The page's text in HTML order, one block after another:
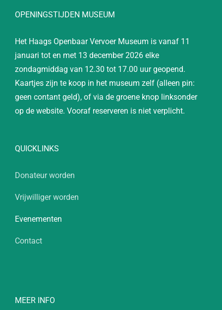
OPENINGSTIJDEN MUSEUM
Het Haags Openbaar Vervoer Museum is vanaf 11
januari tot en met 13 december 2026 elke
zondagmiddag van 12.30 tot 17.00 uur geopend.
Kaartjes zijn te koop in het museum zelf (alleen pin:
geen contant geld), of via de groene knop linksonder
op de website. Vooraf reserveren is niet verplicht.
QUICKLINKS
Donateur worden
Vrijwilliger worden
Evenementen
Contact
MEER INFO